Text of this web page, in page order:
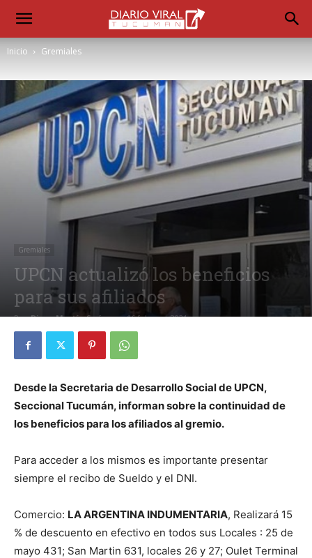
Inicio Gremiales
Gremiales
UPCN actualizó los beneficios
para sus afiliados
Por Diego Martín Suárez - 16 febrero, 2021
Desde la Secretaria de Desarrollo Social de UPCN,
Seccional Tucumán, informan sobre la continuidad de
los beneficios para los afiliados al gremio.
Para acceder a los mismos es importante presentar
siempre el recibo de Sueldo y el DNI.
Comercio: LA ARGENTINA INDUMENTARIA, Realizará 15
% de descuento en efectivo en todos sus Locales : 25 de
mayo 431; San Martin 631, locales 26 y 27; Oulet Terminal